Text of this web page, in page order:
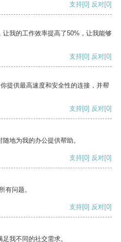
支持[0] 反对[0]
我的工作效率提高了50%，让我能够
支持[0] 反对[0]
提供最高速度和安全性的连接，并帮
支持[0] 反对[0]
地为我的办公提供帮助。
支持[0] 反对[0]
有问题。
支持[0] 反对[0]
我不同的社交需求。